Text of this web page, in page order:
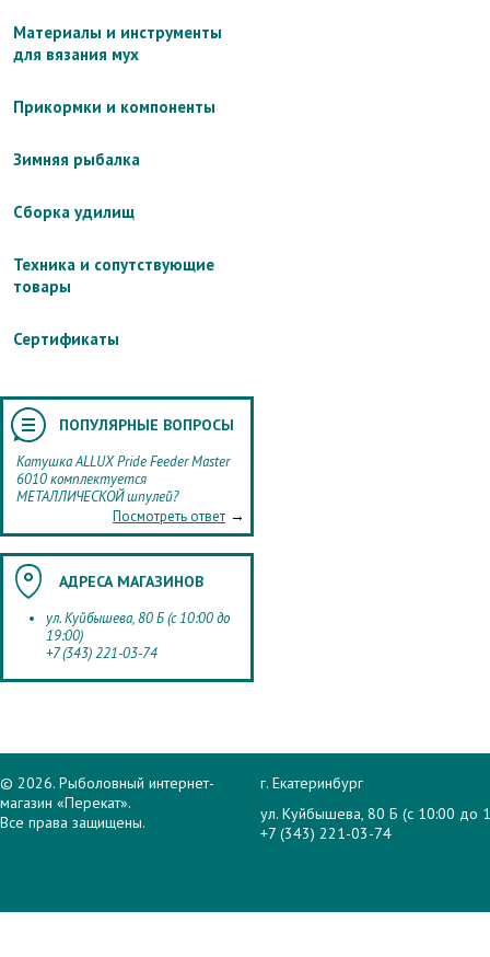
Материалы и инструменты
для вязания мух
Прикормки и компоненты
Зимняя рыбалка
Сборка удилищ
Техника и сопутствующие
товары
Сертификаты
ПОПУЛЯРНЫЕ ВОПРОСЫ
Катушка ALLUX Pride Feeder Master
6010 комплектуется
МЕТАЛЛИЧЕСКОЙ шпулей?
Посмотреть ответ →
АДРЕСА МАГАЗИНОВ
ул. Куйбышева, 80 Б (с 10:00 до
19:00)
+7 (343) 221-03-74
© 2026. Рыболовный интернет-
магазин «Перекат».
Все права защищены.
г. Екатеринбург
ул. Куйбышева, 80 Б (с 10:00 до
+7 (343) 221-03-74